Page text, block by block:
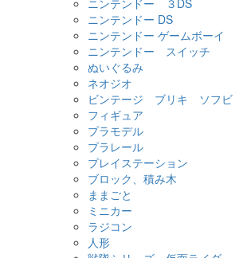
ニンテンドー ３DS
ニンテンドー DS
ニンテンドー ゲームボーイ
ニンテンドー スイッチ
ぬいぐるみ
ネオジオ
ビンテージ ブリキ ソフ
フィギュア
プラモデル
プラレール
プレイステーション
ブロック、積み木
ままごと
ミニカー
ラジコン
人形